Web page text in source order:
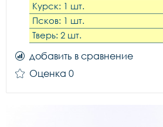
Курск: 1 шт.
Псков: 1 шт.
Тверь: 2 шт.
добавить в сравнение
Оценка 0